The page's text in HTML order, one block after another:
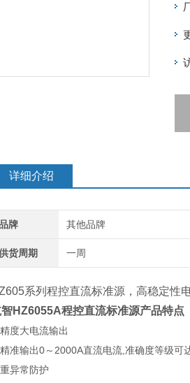
详细介绍
牌 其他品牌
货周期 一周
系列程控直流标准源，高稳定性
HZ6055A程控直流标准源产品特点
度大电流输出
准输出0～2000A直流电流,准确度等级可
异常防护